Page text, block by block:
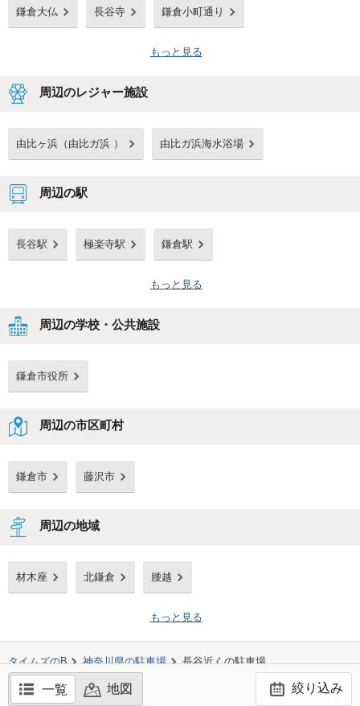
一覧 地図 絞り込み
鎌倉大仏 長谷寺 鎌倉小町通り
もっと見る
周辺のレジャー施設
由比ヶ浜（由比ガ浜 ） 由比ガ浜海水浴場
周辺の駅
長谷駅 極楽寺駅 鎌倉駅
もっと見る
周辺の学校・公共施設
鎌倉市役所
周辺の市区町村
鎌倉市 藤沢市
周辺の地域
材木座 北鎌倉 腰越
もっと見る
タイムズのB 神奈川県の駐車場 長谷近くの駐車場
©TIMES24 CO., LTD. All Rights Reserved.